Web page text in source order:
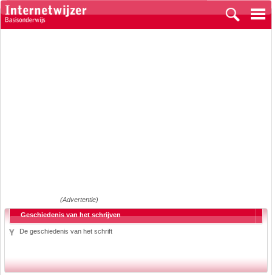
(Advertentie)
Geschiedenis van het schrijven
De geschiedenis van het schrift